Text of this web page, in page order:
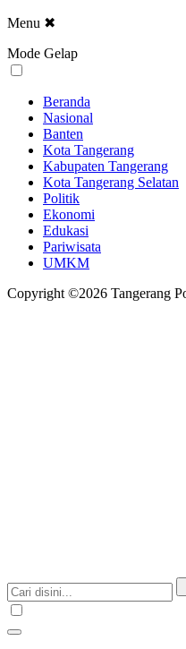
Menu ✖
Mode Gelap
Beranda
Nasional
Banten
Kota Tangerang
Kabupaten Tangerang
Kota Tangerang Selatan
Politik
Ekonomi
Edukasi
Pariwisata
UMKM
Copyright ©2026 Tangerang